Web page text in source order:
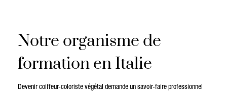
Notre organisme de
formation en Italie
Devenir coiffeur-coloriste végétal demande un savoir-faire professionnel